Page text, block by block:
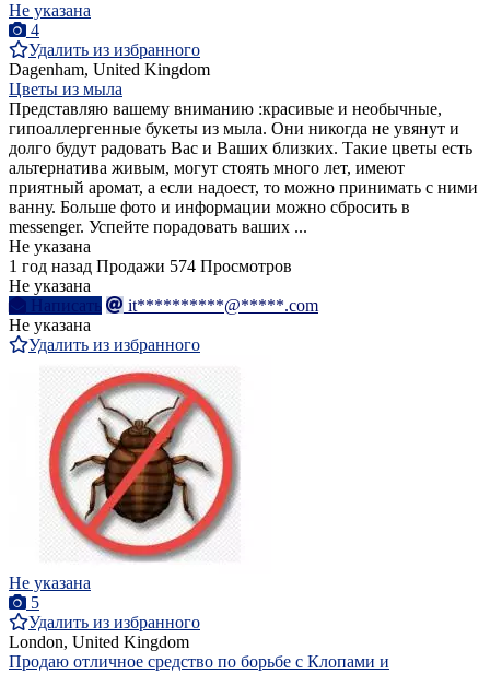
Не указана
4
Удалить из избранного
Dagenham, United Kingdom
Цветы из мыла
Представляю вашему вниманию :красивые и необычные,
гипоаллергенные букеты из мыла. Они никогда не увянут и
долго будут радовать Вас и Ваших близких. Такие цветы есть
альтернатива живым, могут стоять много лет, имеют
приятный аромат, а если надоест, то можно принимать с ними
ванну. Больше фото и информации можно сбросить в
messenger. Успейте порадовать ваших ...
Не указана
1 год назад Продажи 574 Просмотров
Не указана
Написать
it**********@*****.com
Не указана
Удалить из избранного
Не указана
5
Удалить из избранного
London, United Kingdom
Продаю отличное средство по борьбе с Клопами и